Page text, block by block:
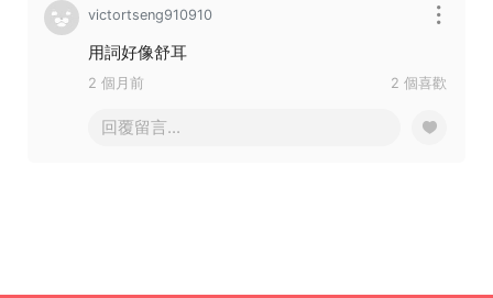
victortseng910910
用詞好像舒耳
2 個月前 2 個喜歡
回覆留言...